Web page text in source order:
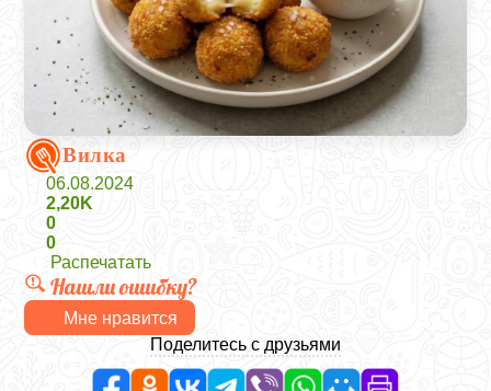
Вилка
06.08.2024
2,20K
0
0
Распечатать
Нашли ошибку?
Мне нравится
Поделитесь с друзьями